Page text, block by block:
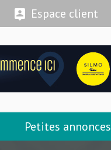
Espace client
Petites annonces